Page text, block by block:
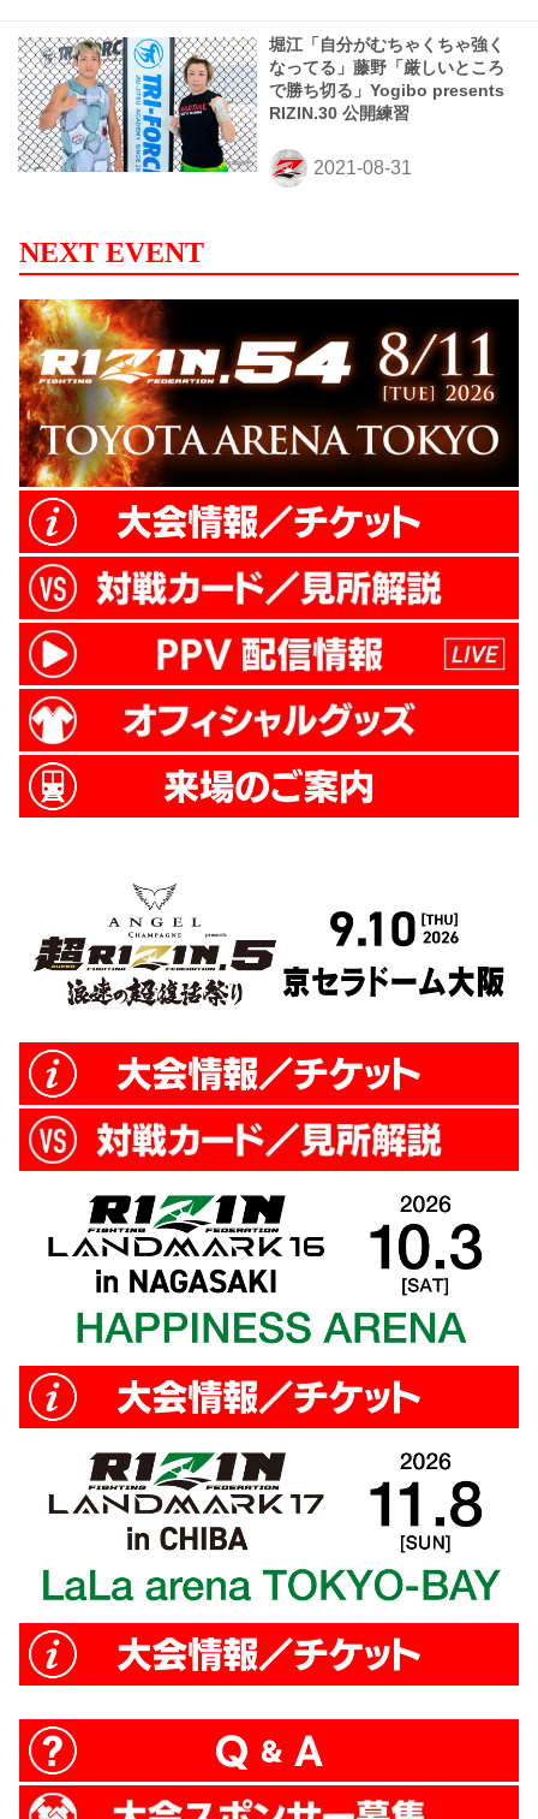
堀江「自分がむちゃくちゃ強く
なってる」藤野「厳しいところ
で勝ち切る」Yogibo presents
RIZIN.30 公開練習
NEXT EVENT